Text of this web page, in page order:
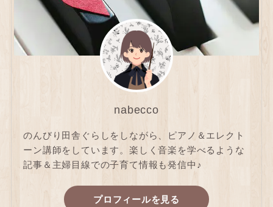
nabecco
のんびり田舎ぐらしをしながら、ピアノ＆エレクト
ーン講師をしています。楽しく音楽を学べるような
記事＆主婦目線での子育て情報も発信中♪
プロフィールを見る